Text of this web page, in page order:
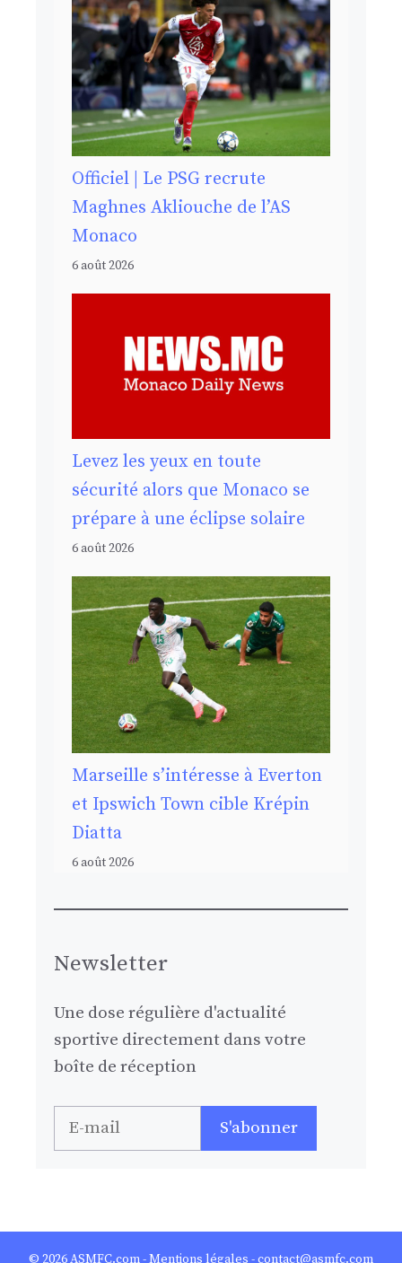
Officiel | Le PSG recrute
Maghnes Akliouche de l’AS
Monaco
6 août 2026
Levez les yeux en toute
sécurité alors que Monaco se
prépare à une éclipse solaire
6 août 2026
Marseille s’intéresse à Everton
et Ipswich Town cible Krépin
Diatta
6 août 2026
Newsletter
Une dose régulière d'actualité
sportive directement dans votre
boîte de réception
© 2026ASMFC.com-Mentions légales - contact@asmfc.com